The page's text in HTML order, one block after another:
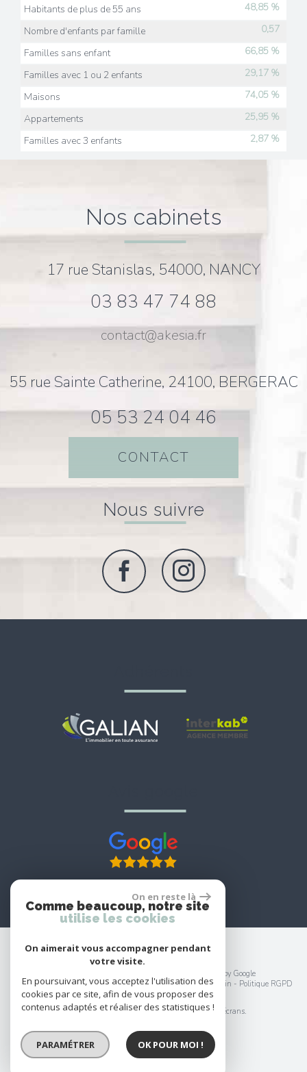
Habitants de plus de 55 ans
48,85 %
Nombre d'enfants par famille
0,57
Familles sans enfant
66,85 %
Familles avec 1 ou 2 enfants
29,17 %
Maisons
74,05 %
Appartements
25,95 %
Familles avec 3 enfants
2,87 %
nos cabinets
17 rue Stanislas, 54000, NANCY
03 83 47 74 88
contact@akesia.fr
55 rue Sainte Catherine, 24100, BERGERAC
05 53 24 04 46
CONTACT
nous suivre
© 2026 | Tous droits réservés | Traduction powered by Google
Plan du site -Mentions légales-Nos honoraires-Liens-Admin - Politique RGPD
Site internet compatible multi-supports,
un seul site adaptable à tous les types d'écrans.
On en reste là
Comme beaucoup, notre site
utilise les cookies
On aimerait vous accompagner pendant
votre visite.
En poursuivant, vous acceptez l'utilisation des
cookies par ce site, afin de vous proposer des
contenus adaptés et réaliser des statistiques !
PARAMÉTRER OK POUR MOI !